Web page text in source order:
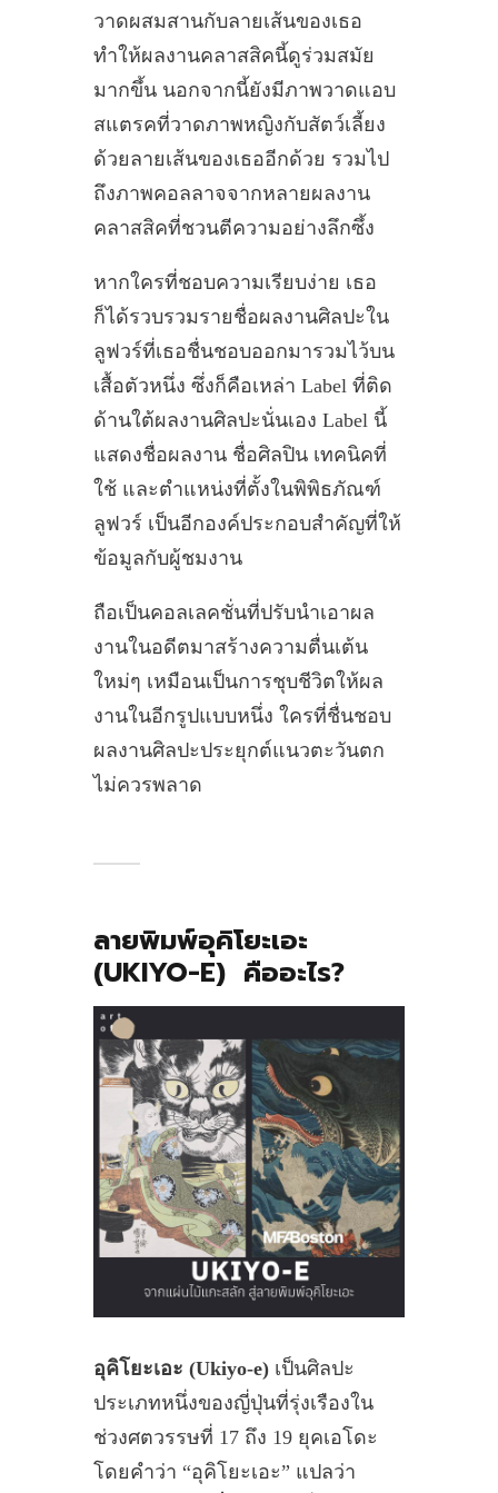
วาดผสมสานกับลายเส้นของเธอ
ทำให้ผลงานคลาสสิคนี้ดูร่วมสมัย
มากขึ้น นอกจากนี้ยังมีภาพวาดแอบ
สแตรคที่วาดภาพหญิงกับสัตว์เลี้ยง
ด้วยลายเส้นของเธออีกด้วย รวมไป
ถึงภาพคอลลาจจากหลายผลงาน
คลาสสิคที่ชวนตีความอย่างลึกซึ้ง
หากใครที่ชอบความเรียบง่าย เธอ
ก็ได้รวบรวมรายชื่อผลงานศิลปะใน
ลูฟวร์ที่เธอชื่นชอบออกมารวมไว้บน
เสื้อตัวหนึ่ง ซึ่งก็คือเหล่า Label ที่ติด
ด้านใต้ผลงานศิลปะนั่นเอง Label นี้
แสดงชื่อผลงาน ชื่อศิลปิน เทคนิคที่
ใช้ และตำแหน่งที่ตั้งในพิพิธภัณฑ์
ลูฟวร์ เป็นอีกองค์ประกอบสำคัญที่ให้
ข้อมูลกับผู้ชมงาน
ถือเป็นคอลเลคชั่นที่ปรับนำเอาผล
งานในอดีตมาสร้างความตื่นเต้น
ใหม่ๆ เหมือนเป็นการชุบชีวิตให้ผล
งานในอีกรูปแบบหนึ่ง ใครที่ชื่นชอบ
ผลงานศิลปะประยุกต์แนวตะวันตก
ไม่ควรพลาด
ลายพิมพ์อุคิโยะเอะ
(UKIYO-E) คืออะไร?
อุคิโยะเอะ (Ukiyo-e) เป็นศิลปะ
ประเภทหนึ่งของญี่ปุ่นที่รุ่งเรืองใน
ช่วงศตวรรษที่ 17 ถึง 19 ยุคเอโดะ
โดยคำว่า “อุคิโยะเอะ” แปลว่า